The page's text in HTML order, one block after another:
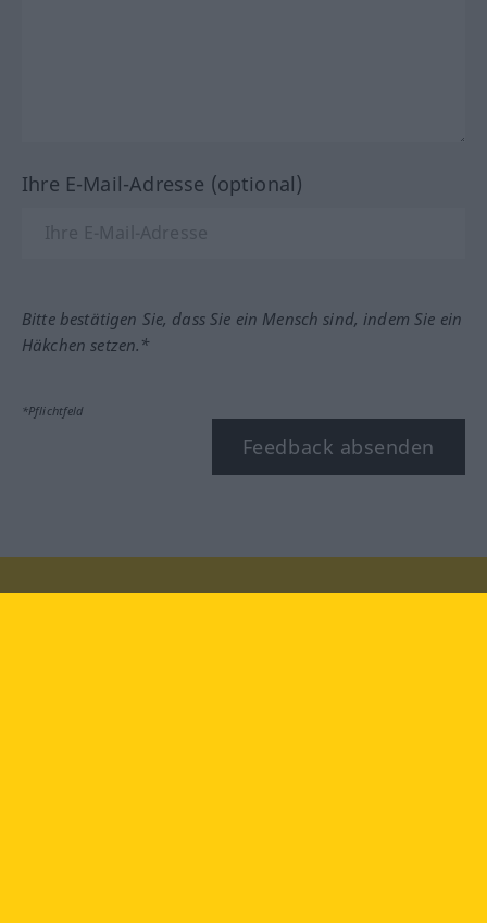
Ihre E-Mail-Adresse (optional)
Bitte bestätigen Sie, dass Sie ein Mensch sind, indem Sie ein
Häkchen setzen.*
*Pflichtfeld
Feedback absenden